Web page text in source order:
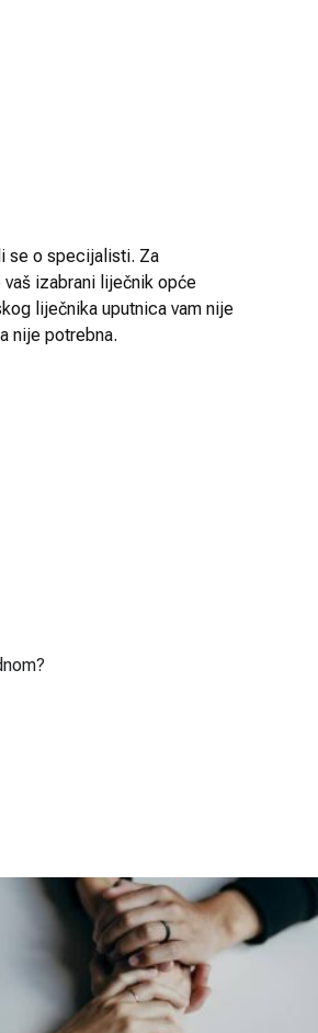
se o specijalisti. Za
izabrani liječnik opće
liječnika uputnica vam nije
nije potrebna.